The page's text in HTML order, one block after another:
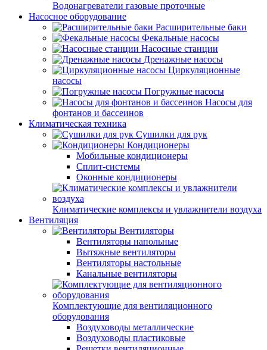
Водонагреватели газовые проточные
Насосное оборудование
Расширительные баки
Фекальные насосы
Насосные станции
Дренажные насосы
Циркуляционные
насосы
Погружные насосы
Насосы для
фонтанов и бассеинов
Климатическая техника
Сушилки для рук
Кондиционеры
Мобильные кондиционеры
Сплит-системы
Оконные кондиционеры
Климатические комплексы и увлажнители воздуха
Вентиляция
Вентиляторы
Вентиляторы напольные
Вытяжные вентиляторы
Вентиляторы настольные
Канальные вентиляторы
Комплектующие для вентиляционного
оборудования
Воздуховоды металлические
Воздуховоды пластиковые